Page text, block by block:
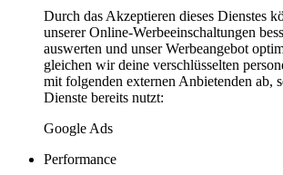
Durch das Akzeptieren dieses Dienstes
unserer Online-Werbeeinschaltungen
auswerten und unser Werbeangebot
gleichen wir deine verschlüsselten
mit folgenden externen Anbietenden ab,
Dienste bereits nutzt:
Google Ads
Performance